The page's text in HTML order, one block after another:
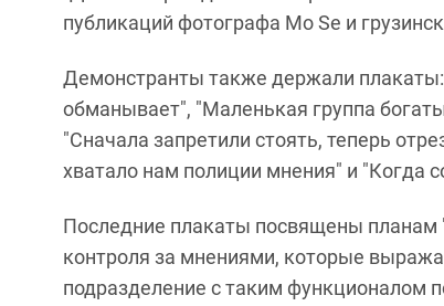
публикаций фотографа Mo Se и
Демонстранты также держали
обманывает", "Маленькая группа
"Сначала запретили стоять, теперь
хватало нам полиции мнения" и "Когда
Последние плакаты посвящены планам
контроля за мнениями, которые
подразделение с таким функционалом